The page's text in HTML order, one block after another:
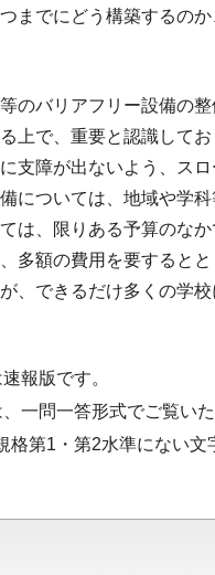
までにどう構築するの
のバリアフリー設備の
上で、重要と認識してお
支障が出ないよう、ス
については、地域や学
は、限りある予算のな
多額の費用を要すると
、できるだけ多くの学
報版です。
、一問一答形式でご覧い
格第1・第2水準にない